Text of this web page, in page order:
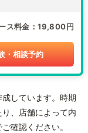
ス料金 19,800円
・相談予約
しています。時期
、店舗によって内
確認ください。